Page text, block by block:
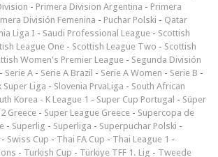
- Primera Division Argentina - Primera
División Femenina - Puchar Polski - Qatar
Liga I - Saudi Professional League - Scottish
League One - Scottish League Two - Scottish
Women's Premier League - Segunda División
- Serie A - Serie A Brazil - Serie A Women - Serie B -
Super Liga - Slovenia PrvaLiga - South African
Korea - K League 1 - Super Cup Portugal - Süper
Greece - Super League Greece - Supercopa de
- Superlig - Superliga - Superpuchar Polski -
- Swiss Cup - Thai FA Cup - Thai League 1 -
- Turkish Cup - Türkiye TFF 1. Lig - Tweede